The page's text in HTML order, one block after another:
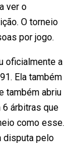
ver o
O torneio
por jogo.
oficialmente a
Ela também
também abriu
6 árbitras que
como esse.
disputa pelo